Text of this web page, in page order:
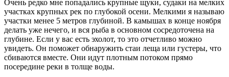
Очень редко мне попадались крупные щуки, судаки на мелких
участках крупных рек по глубокой осени. Мелкими я называю
участки менее 5 метров глубиной. В камышах в конце ноября
делать уже нечего, и вся рыба в основном сосредоточена на
глубине. Если у вас есть эхолот, то это отчетливо можно
увидеть. Он поможет обнаружить стаи леща или густеры, что
сбиваются вместе. Они идут плотным потоком прямо
посередине реки в толще воды.